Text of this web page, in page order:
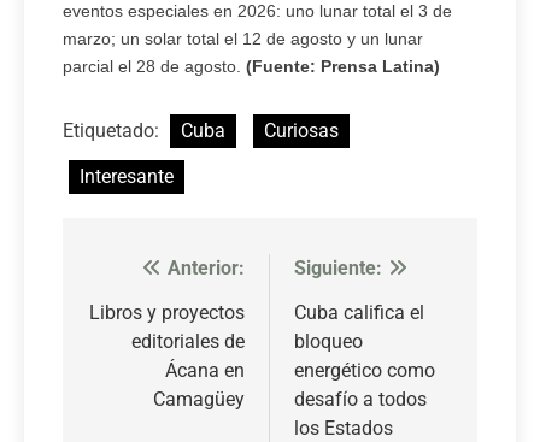
eventos especiales en 2026: uno lunar total el 3 de
marzo; un solar total el 12 de agosto y un lunar
parcial el 28 de agosto. (Fuente: Prensa Latina)
Etiquetado: Cuba
Curiosas
Interesante
Navegación
de
entradas
Anterior:
Libros y proyectos
editoriales de
Ácana en
Camagüey
Siguiente:
Cuba califica el
bloqueo
energético como
desafío a todos
los Estados